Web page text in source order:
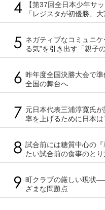
【第37回全日本少年サ
「レジスタが初優勝、
ネガティブなコミュニ
る気”を引き出す「親子
昨年度全国決勝大会で
全国の舞台へ
元日本代表三浦淳寛氏
率を上げるために日本は
試合前には糖質中心の
たい試合前の食事のとり
町クラブの厳しい現状
ざまな問題点